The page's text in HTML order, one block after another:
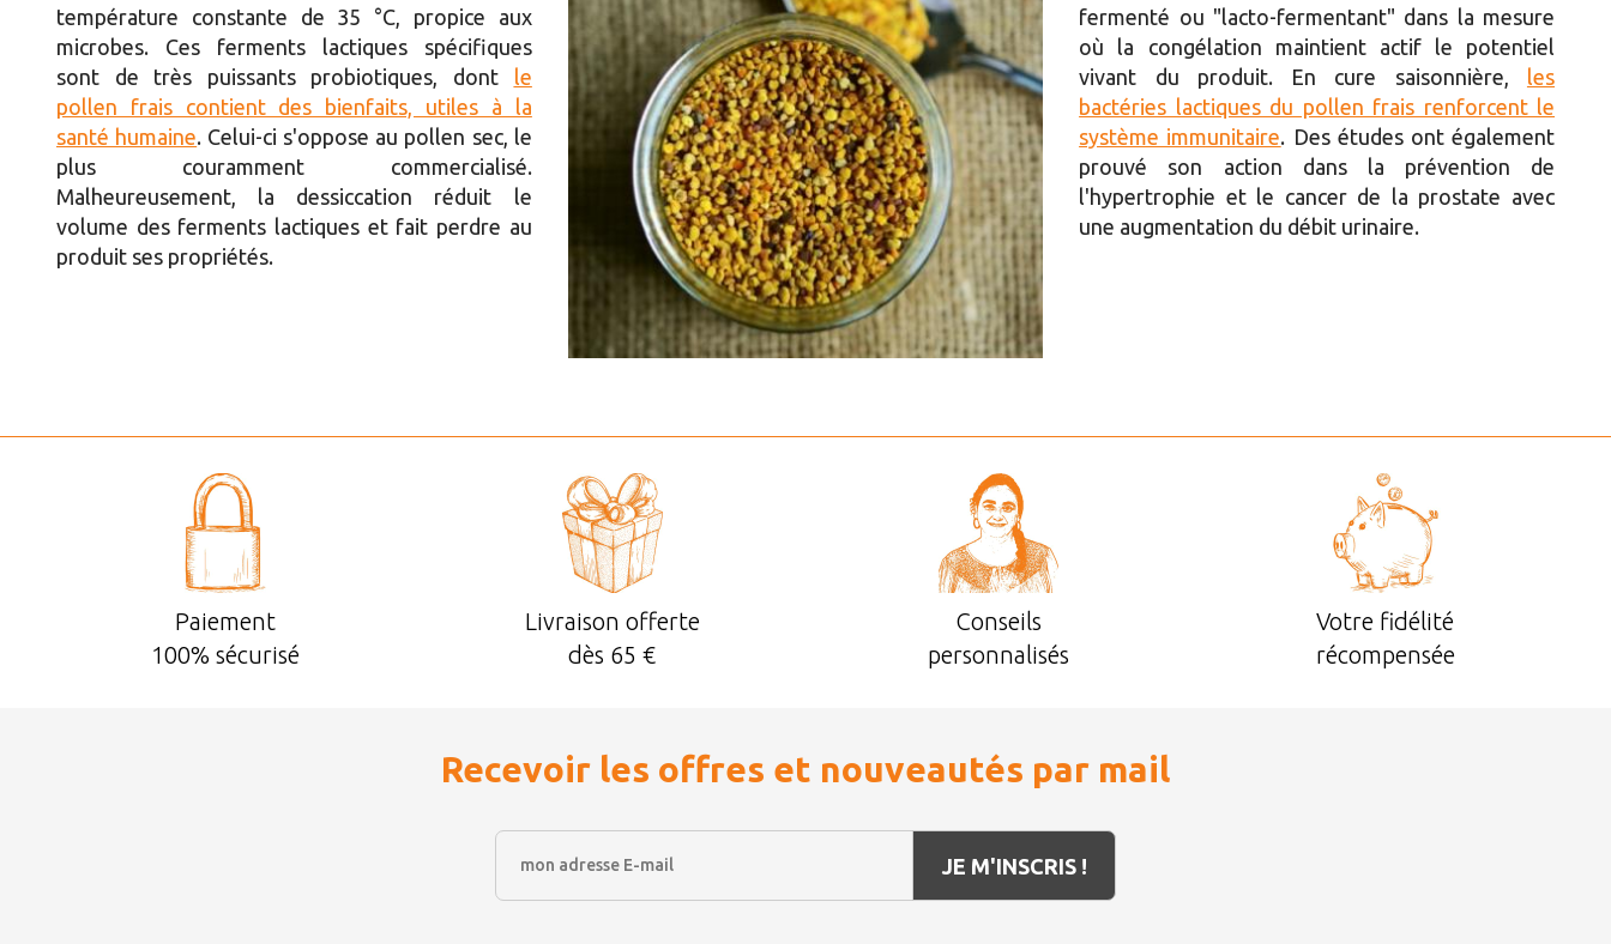
température constante de 35 °C, propice aux
microbes. Ces ferments lactiques spécifiques
sont de très puissants probiotiques, dont le
pollen frais contient des bienfaits, utiles à la
santé humaine. Celui-ci s'oppose au pollen sec, le
plus couramment commercialisé.
Malheureusement, la dessiccation réduit le
volume des ferments lactiques et fait perdre au
produit ses propriétés.
fermenté ou "lacto-fermentant" dans la mesure
où la congélation maintient actif le potentiel
vivant du produit. En cure saisonnière, les
bactéries lactiques du pollen frais renforcent le
système immunitaire. Des études ont également
prouvé son action dans la prévention de
l'hypertrophie et le cancer de la prostate avec
une augmentation du débit urinaire.
Paiement
100% sécurisé
Livraison offerte
dès 65 €
Conseils
personnalisés
Votre fidélité
récompensée
Recevoir les offres et nouveautés par mail
JE M'INSCRIS !